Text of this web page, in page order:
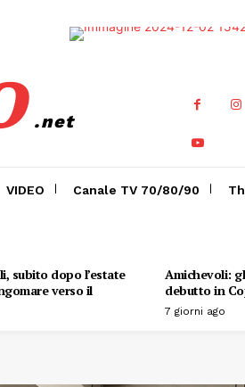
.net
VIDEO Canale TV 70/80/90
subito dopo l’estate
verso il
Amichevoli:
debutto in
7 giorni ago